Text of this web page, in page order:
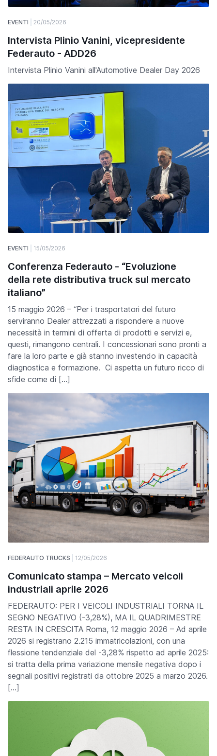
EVENTI 20/05/2026
Intervista Plinio Vanini, vicepresidente
Federauto - ADD26
Intervista Plinio Vanini all'Automotive Dealer Day 2026
EVENTI 15/05/2026
Conferenza Federauto - “Evoluzione
della rete distributiva truck sul mercato
italiano”
15 maggio 2026 – “Per i trasportatori del futuro
serviranno Dealer attrezzati a rispondere a nuove
necessità in termini di offerta di prodotti e servizi e,
questi, rimangono centrali. I concessionari sono pronti a
fare la loro parte e già stanno investendo in capacità
diagnostica e formazione. Ci aspetta un futuro ricco di
sfide come di […]
FEDERAUTO TRUCKS 12/05/2026
Comunicato stampa – Mercato veicoli
industriali aprile 2026
FEDERAUTO: PER I VEICOLI INDUSTRIALI TORNA IL
SEGNO NEGATIVO (-3,28%), MA IL QUADRIMESTRE
RESTA IN CRESCITA Roma, 12 maggio 2026 – Ad aprile
2026 si registrano 2.215 immatricolazioni, con una
flessione tendenziale del -3,28% rispetto ad aprile 2025:
si tratta della prima variazione mensile negativa dopo i
segnali positivi registrati da ottobre 2025 a marzo 2026.
[…]